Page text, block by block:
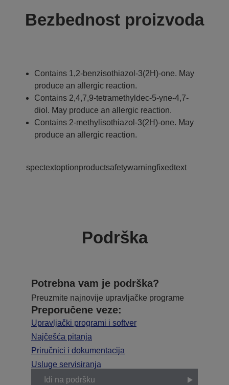
Bezbednost proizvoda
Contains 1,2-benzisothiazol-3(2H)-one. May
produce an allergic reaction.
Contains 2,4,7,9-tetramethyldec-5-yne-4,7-
diol. May produce an allergic reaction.
Contains 2-methylisothiazol-3(2H)-one. May
produce an allergic reaction.
spectextoptionproductsafetywarningfixedtext
Podrška
Potrebna vam je podrška?
Preuzmite najnovije upravljačke programe
Preporučene veze:
Upravljački programi i softver
Najčešća pitanja
Priručnici i dokumentacija
Usluge servisiranja
Idi na podršku